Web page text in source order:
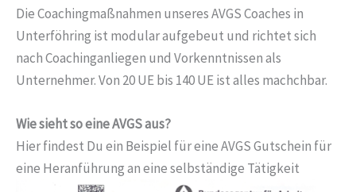
Die Coachingmaßnahmen unseres AVGS Coaches in
Unterföhring ist modular aufgebeut und richtet sich
nach Coachinganliegen und Vorkenntnissen als
Unternehmer. Von 20 UE bis 140 UE ist alles machchbar.
Wie sieht so eine AVGS aus?
Hier findest Du ein Beispiel für eine AVGS Gutschein für
eine Heranführung an eine selbständige Tätigkeit